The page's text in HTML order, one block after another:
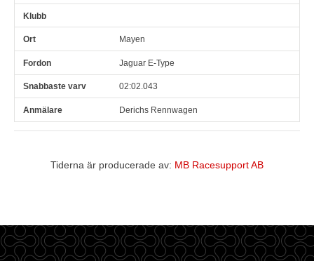
Mayen
Jaguar E-Type
02:02.043
Derichs Rennwagen
Tiderna är producerade av: MB Racesupport AB